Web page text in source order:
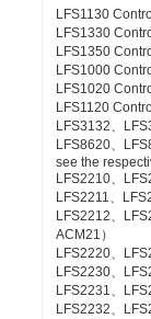
LFS1130
LFS1330
LFS1350
LFS1000
LFS1020
LFS1120
LFS3132、
LFS8620、
see the
LFS2210、
LFS2211、
LFS2212、
ACM21）
LFS2220、
LFS2230、
LFS2231、
LFS2232、